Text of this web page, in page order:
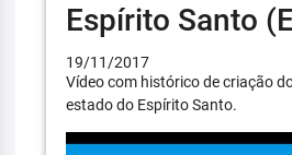
Espírito Santo
19/11/2017
Vídeo com histórico de criação
estado do Espírito Santo.